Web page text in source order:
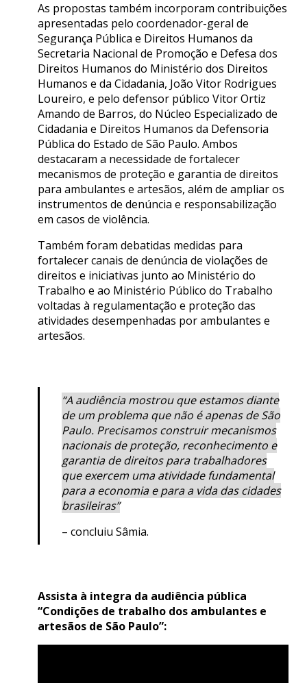
As propostas também incorporam contribuições
apresentadas pelo coordenador-geral de
Segurança Pública e Direitos Humanos da
Secretaria Nacional de Promoção e Defesa dos
Direitos Humanos do Ministério dos Direitos
Humanos e da Cidadania, João Vitor Rodrigues
Loureiro, e pelo defensor público Vitor Ortiz
Amando de Barros, do Núcleo Especializado de
Cidadania e Direitos Humanos da Defensoria
Pública do Estado de São Paulo. Ambos
destacaram a necessidade de fortalecer
mecanismos de proteção e garantia de direitos
para ambulantes e artesãos, além de ampliar os
instrumentos de denúncia e responsabilização
em casos de violência.
Também foram debatidas medidas para
fortalecer canais de denúncia de violações de
direitos e iniciativas junto ao Ministério do
Trabalho e ao Ministério Público do Trabalho
voltadas à regulamentação e proteção das
atividades desempenhadas por ambulantes e
artesãos.
“A audiência mostrou que estamos diante
de um problema que não é apenas de São
Paulo. Precisamos construir mecanismos
nacionais de proteção, reconhecimento e
garantia de direitos para trabalhadores
que exercem uma atividade fundamental
para a economia e para a vida das cidades
brasileiras”
– concluiu Sâmia.
Assista à integra da audiência pública
“Condições de trabalho dos ambulantes e
artesãos de São Paulo”: